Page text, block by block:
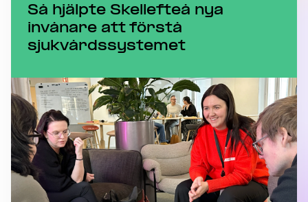
Så hjälpte Skellefteå nya
invånare att förstå
sjukvårdssystemet